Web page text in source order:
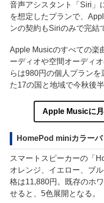
音声アシスタント「Siri」
を想定したプランで、
ンの契約もSiriのみで完結
Apple Musicのすべての楽
ーディオや空間オーディ
らは980円の個人プラン
た17の国と地域で今秋後
Apple Musicに
HomePod miniカラー
スマートスピーカーの「
オレンジ、イエロー、ブ
格は11,880円。既存のホ
せると、5色展開となる。